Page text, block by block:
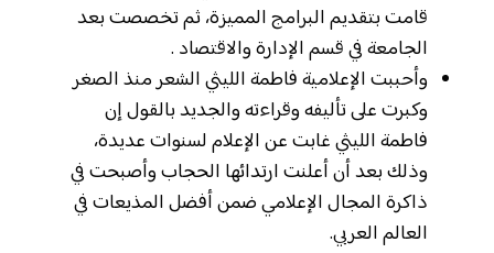
قامت بتقديم البرامج المميزة، ثم تخصصت بعد
الجامعة في قسم الإدارة والاقتصاد .
وأحببت الإعلامية فاطمة الليثي الشعر منذ الصغر
وكبرت على تأليفه وقراءته والجديد بالقول إن
فاطمة الليثي غابت عن الإعلام لسنوات عديدة،
وذلك بعد أن أعلنت ارتدائها الحجاب وأصبحت في
ذاكرة المجال الإعلامي ضمن أفضل المذيعات في
العالم العربي.